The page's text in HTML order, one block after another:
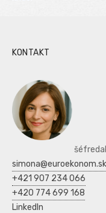
KONTAKT
simona@euroekonom.sk
+421 907 234 066
+420 774 699 168
LinkedIn